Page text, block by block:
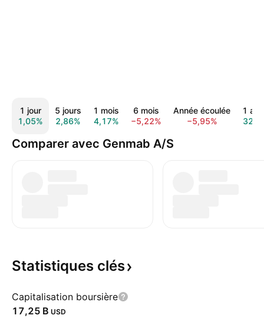
1 jour
1,05%
5 jours
2,86%
1 mois
4,17%
6 mois
−5,22%
Année écoulée
−5,95%
1
Comparer avec Genmab A/S
Statistiques clés
Capitalisation boursière
‪17,25 B‬ USD